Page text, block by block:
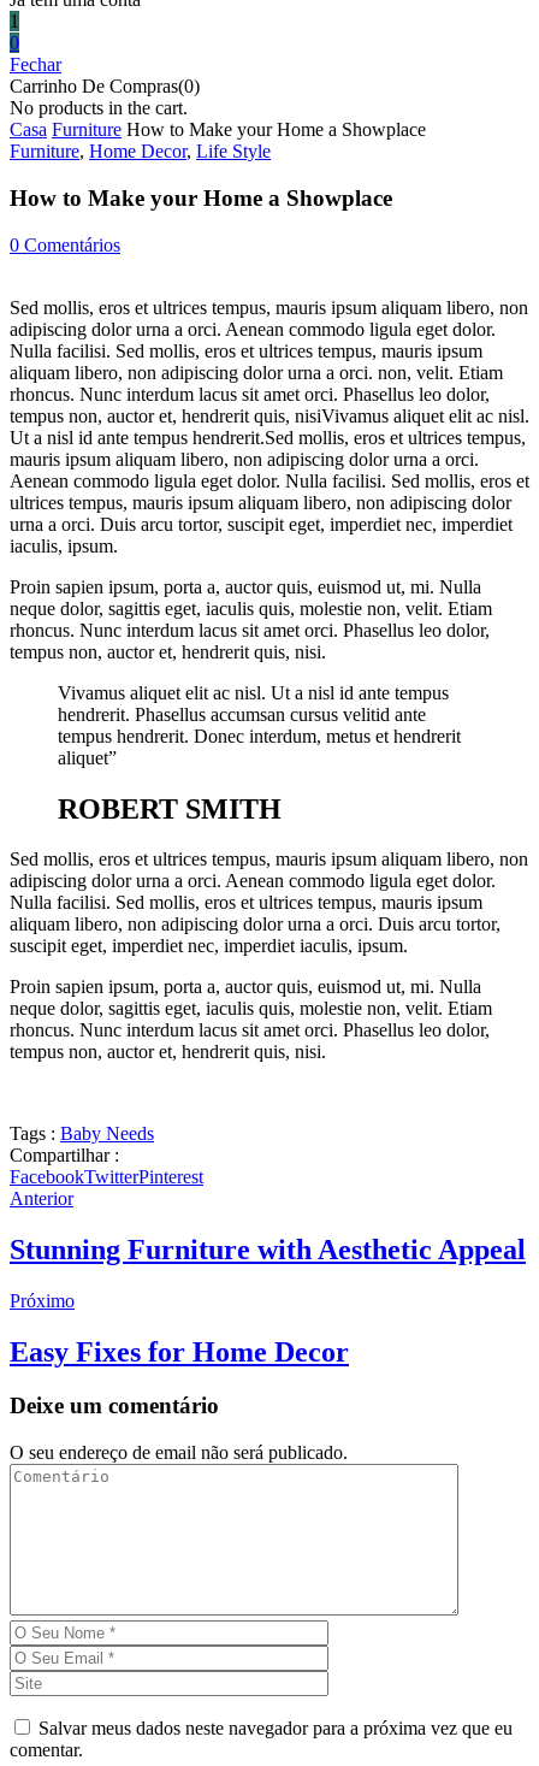
1
0
Fechar
Carrinho De Compras(0)
No products in the cart.
Casa Furniture How to Make your Home a Showplace
Furniture, Home Decor, Life Style
How to Make your Home a Showplace
0 Comentários
Sed mollis, eros et ultrices tempus, mauris ipsum aliquam libero, non
adipiscing dolor urna a orci. Aenean commodo ligula eget dolor.
Nulla facilisi. Sed mollis, eros et ultrices tempus, mauris ipsum
aliquam libero, non adipiscing dolor urna a orci. non, velit. Etiam
rhoncus. Nunc interdum lacus sit amet orci. Phasellus leo dolor,
tempus non, auctor et, hendrerit quis, nisiVivamus aliquet elit ac nisl.
Ut a nisl id ante tempus hendrerit.Sed mollis, eros et ultrices tempus,
mauris ipsum aliquam libero, non adipiscing dolor urna a orci.
Aenean commodo ligula eget dolor. Nulla facilisi. Sed mollis, eros et
ultrices tempus, mauris ipsum aliquam libero, non adipiscing dolor
urna a orci. Duis arcu tortor, suscipit eget, imperdiet nec, imperdiet
iaculis, ipsum.
Proin sapien ipsum, porta a, auctor quis, euismod ut, mi. Nulla
neque dolor, sagittis eget, iaculis quis, molestie non, velit. Etiam
rhoncus. Nunc interdum lacus sit amet orci. Phasellus leo dolor,
tempus non, auctor et, hendrerit quis, nisi.
Vivamus aliquet elit ac nisl. Ut a nisl id ante tempus
hendrerit. Phasellus accumsan cursus velitid ante
tempus hendrerit. Donec interdum, metus et hendrerit
aliquet”
ROBERT SMITH
Sed mollis, eros et ultrices tempus, mauris ipsum aliquam libero, non
adipiscing dolor urna a orci. Aenean commodo ligula eget dolor.
Nulla facilisi. Sed mollis, eros et ultrices tempus, mauris ipsum
aliquam libero, non adipiscing dolor urna a orci. Duis arcu tortor,
suscipit eget, imperdiet nec, imperdiet iaculis, ipsum.
Proin sapien ipsum, porta a, auctor quis, euismod ut, mi. Nulla
neque dolor, sagittis eget, iaculis quis, molestie non, velit. Etiam
rhoncus. Nunc interdum lacus sit amet orci. Phasellus leo dolor,
tempus non, auctor et, hendrerit quis, nisi.
Tags : Baby Needs
Compartilhar :
FacebookTwitterPinterest
Anterior
Stunning Furniture with Aesthetic Appeal
Próximo
Easy Fixes for Home Decor
Deixe um comentário
O seu endereço de email não será publicado.
Salvar meus dados neste navegador para a próxima vez que eu
comentar.